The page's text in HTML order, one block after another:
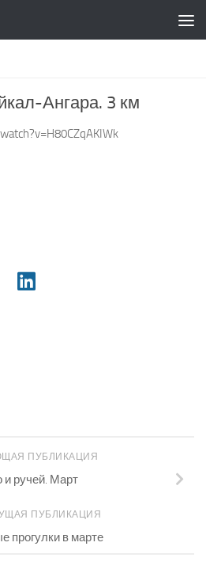
Ангара. 3 км
ПУБЛИКАЦИЯ
и ручей. Март
ПУБЛИКАЦИЯ
прогулки в марте